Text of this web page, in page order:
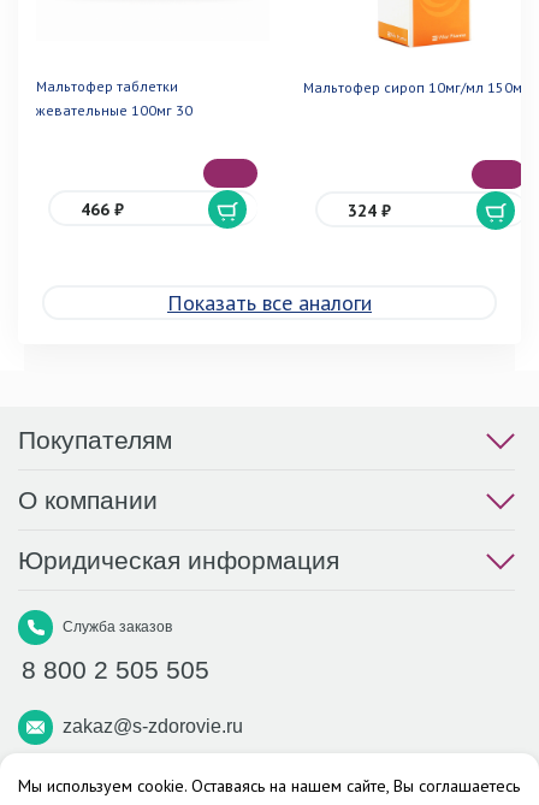
Мальтофер таблетки
жевательные 100мг 30
466 ₽
Мальтофер сироп 10мг/мл 150мл
324 ₽
Показать все аналоги
Покупателям
О компании
Юридическая информация
Служба заказов
8 800 2 505 505
zakaz@s-zdorovie.ru
Макс Вконтакте Телеграм
Мы используем cookie. Оставаясь на нашем сайте, Вы соглашаетесь